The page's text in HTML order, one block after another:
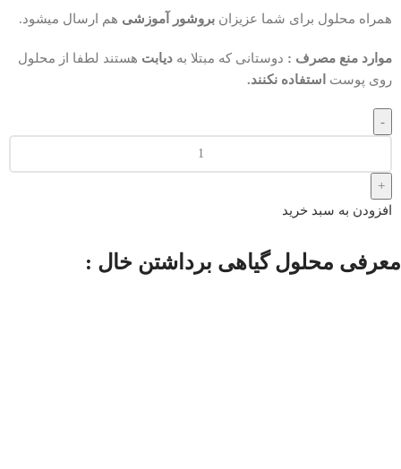
همراه محلول برای شما عزیزان بروشور آموزشی هم ارسال میشود.
موارد منع مصرف : دوستانی که مبتلا به دیابت هستند لطفا از محلول
روی پوست
استفاده نکنند.
افزودن به سبد خرید
معرفی محلول گیاهی برداشتن خال :